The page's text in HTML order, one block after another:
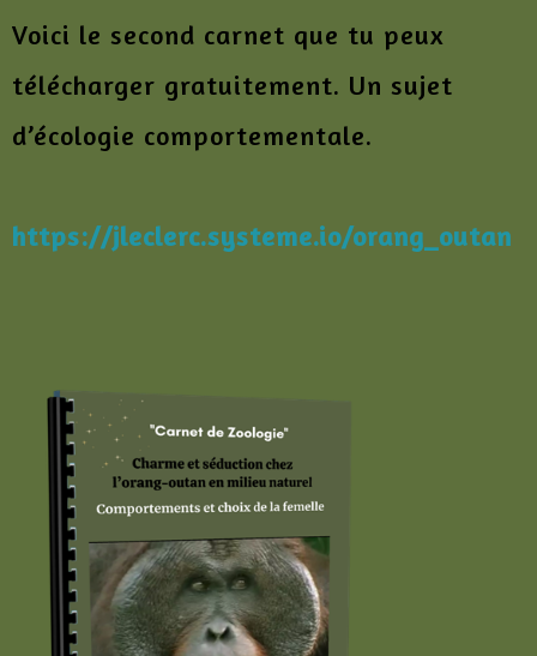
Voici le second carnet que tu peux
télécharger gratuitement. Un sujet
d’écologie comportementale.
https://jleclerc.systeme.io/orang_outan